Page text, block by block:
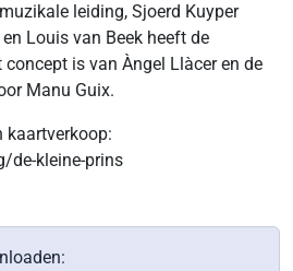
leiding, Sjoerd Kuyper
Louis van Beek heeft de
is van Àngel Llàcer en de
Manu Guix.
kaartverkoop:
de-kleine-prins